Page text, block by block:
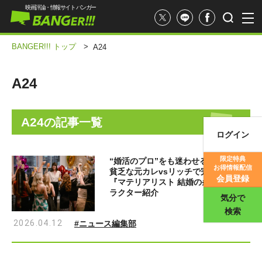
映画評価
映画評論・情報サイト バンガー
ログイン
限定特典
お得情報配信
会員登録
気分で
検索
BANGER!!! トップ > A24
A24
A24の記事一覧
“婚活のプロ”をも迷わせる、夢を追う
貧乏な元カレvsリッチで完璧な今カレ
『マテリアリスト 結婚の条件』キャ
ラクター紹介
2026.04.12 #ニュース編集部